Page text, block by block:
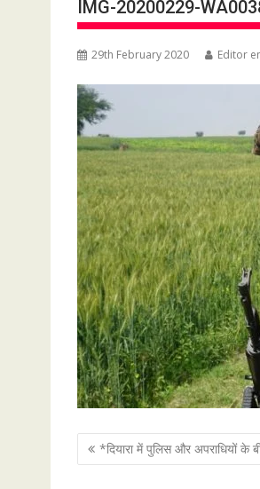
IMG-20200229-
29th February 2020 Editor
P
o
*दियारा में पुलिस और अपराधियों